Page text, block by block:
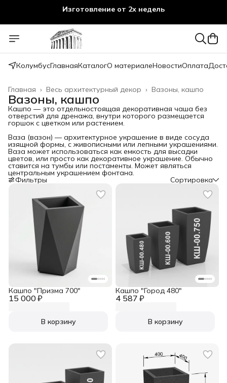
Изготовление от 2х недель
КолумбусГлавнаяКаталогО материалеНовостиОплата
Вазоны, кашпо
Весь архитектурный декор ›
Главная ›
Вазоны, кашпо
Кашпо — это отдельностоящая декоративная чаша без
отверстий для дренажа, внутри которого размещается
горшок с цветком или растением.
Ваза (вазон) — архитектурное украшение в виде сосуда
изящной формы, с живописными или лепными украшениями.
Ваза может использоваться как емкость для высадки
цветов, или просто как декоративное украшение. Обычно
ставится на тумбы или постаменты. Может являться
центральным украшением фонтана.
Фильтры Сортировка
15 000 ₽
Кашпо "Призма 700"
В корзину
4 587 ₽
Кашпо "Город 480"
В корзину